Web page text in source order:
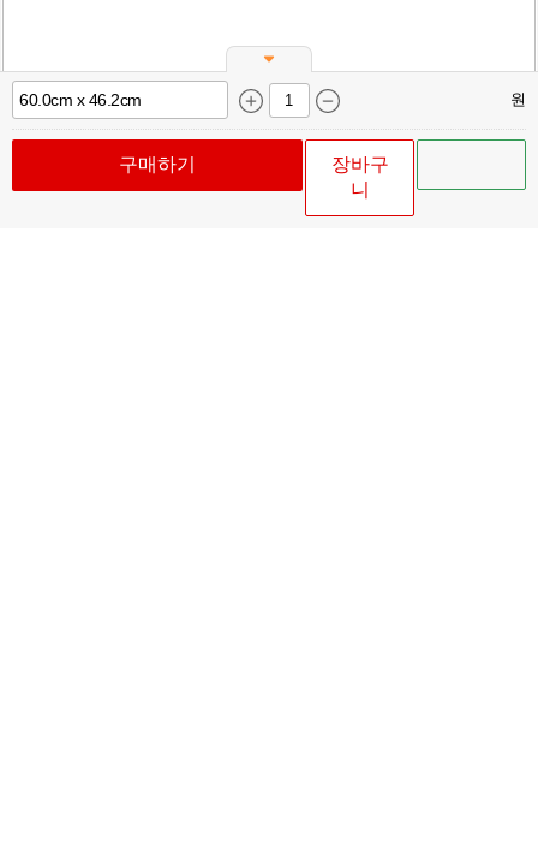
원
구매하기
장바구
니